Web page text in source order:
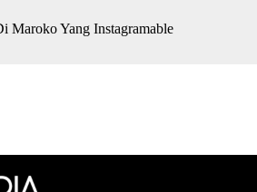
Maroko Yang Instagramable